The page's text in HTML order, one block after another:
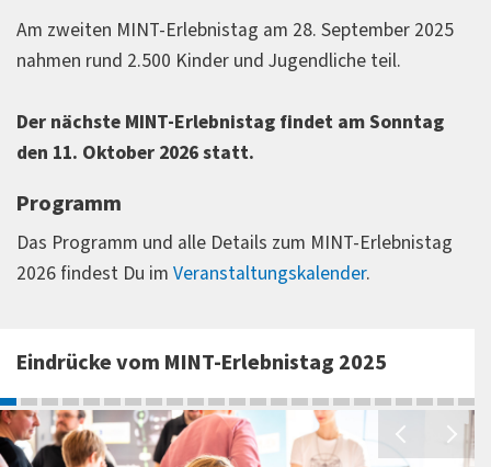
Am zweiten MINT-Erlebnistag am 28. September 2025
nahmen rund 2.500 Kinder und Jugendliche teil.
Der nächste MINT-Erlebnistag findet am Sonntag
den 11. Oktober 2026 statt.
Programm
Das Programm und alle Details zum MINT-Erlebnistag
2026 findest Du im Veranstaltungskalender.
Eindrücke vom MINT-Erlebnistag 2025